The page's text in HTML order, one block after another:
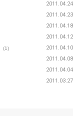
2011.04.24
2011.04.23
2011.04.18
2011.04.12
(1) 2011.04.10
2011.04.08
2011.04.04
2011.03.27